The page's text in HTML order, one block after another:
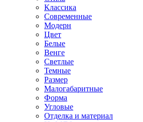
Классика
Современные
Модерн
Цвет
Белые
Венге
Светлые
Темные
Размер
Малогабаритные
Форма
Угловые
Отделка и материал